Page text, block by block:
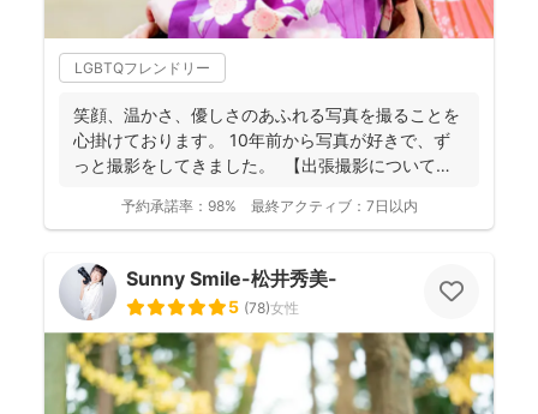
LGBTQフレンドリー
笑顔、温かさ、優しさのあふれる写真を撮ることを
心掛けております。 10年前から写真が好きで、ず
っと撮影をしてきました。 【出張撮影について】
予約承諾率： 98% 最終アクティブ： 7日以内
Sunny Smile-松井秀美-
5 (78)女性